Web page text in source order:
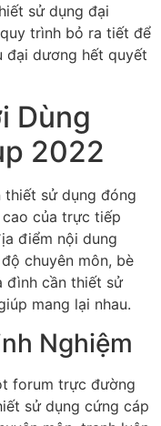
sử dụng đại
trình bỏ ra tiết để
đại dương hết quyết
Dùng
2022
thiết sử dụng đóng
của trực tiếp
điểm nội dung
chuyên môn, bè
đình cần thiết sử
mang lại nhau.
Nghiệm
forum trực đường
sử dụng cứng cáp